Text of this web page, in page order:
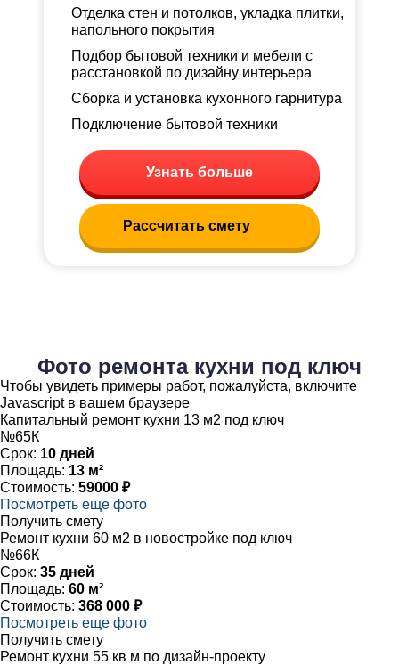
Отделка стен и потолков, укладка плитки,
напольного покрытия
Подбор бытовой техники и мебели с
расстановкой по дизайну интерьера
Сборка и установка кухонного гарнитура
Подключение бытовой техники
Узнать больше
Рассчитать смету
Фото ремонта кухни под ключ
Чтобы увидеть примеры работ, пожалуйста, включите
Javascript в вашем браузере
Капитальный ремонт кухни 13 м2 под ключ
№65К
Срок: 10 дней
Площадь: 13 м²
Стоимость: 59000 ₽
Посмотреть еще фото
Получить смету
Ремонт кухни 60 м2 в новостройке под ключ
№66К
Срок: 35 дней
Площадь: 60 м²
Стоимость: 368 000 ₽
Посмотреть еще фото
Получить смету
Ремонт кухни 55 кв м по дизайн-проекту